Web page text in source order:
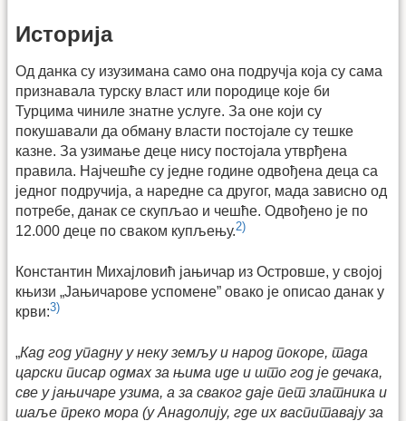
Историја
Од данка су изузимана само она подручја која су сама
признавала турску власт или породице које би
Турцима чиниле знатне услуге. За оне који су
покушавали да обману власти постојале су тешке
казне. За узимање деце нису постојала утврђена
правила. Најчешће су једне године одвођена деца са
једног подручија, а наредне са другог, мада зависно од
потребе, данак се скупљао и чешће. Одвођено је по
12.000 деце по сваком купљењу.2)
Константин Михајловић јањичар из Островше, у својој
књизи „Јањичарове успомене” овако је описао данак у
крви:3)
„Кад год упадну у неку земљу и народ покоре, тада
царски писар одмах за њима иде и што год је дечака,
све у јањичаре узима, а за сваког даје пет златника и
шаље преко мора (у Анадолију, где их васпитавају за